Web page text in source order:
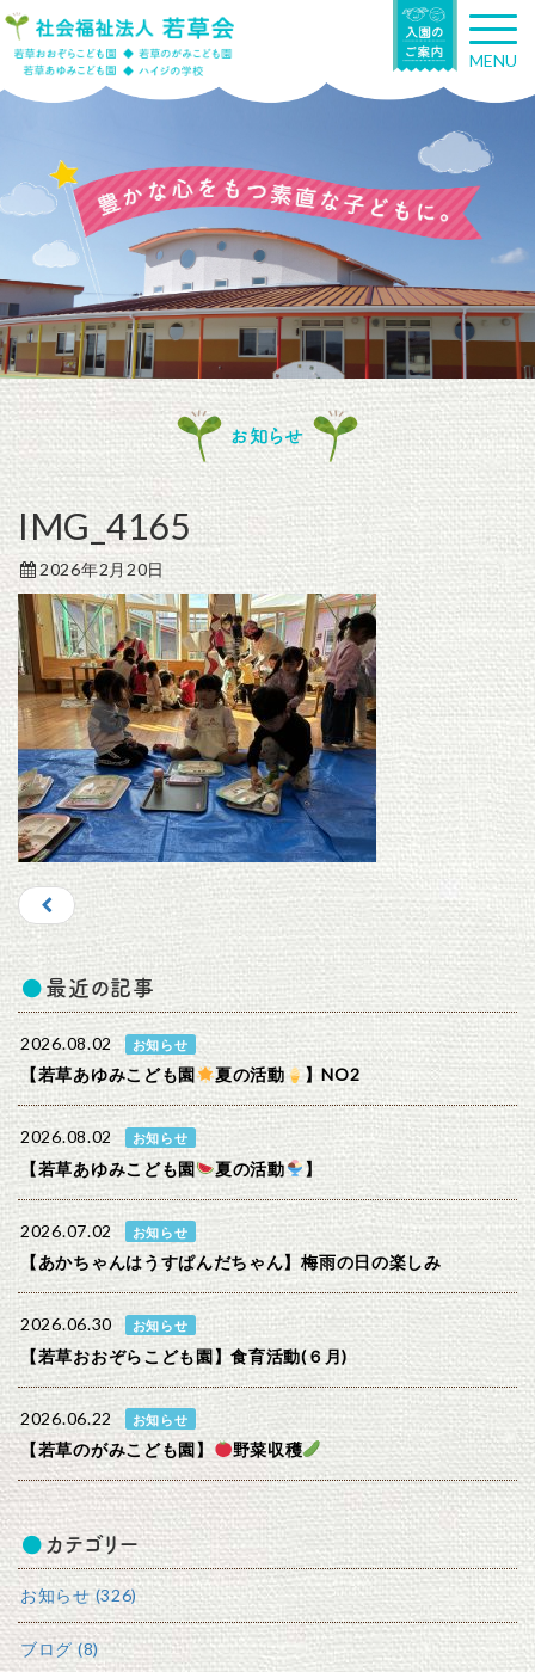
T
o
g
n
g
a
t
n
MENU
お知らせ
IMG_4165
2026年2月20日
最近の記事
2026.08.02 お知らせ
【若草あゆみこども園 夏の活動 】NO2
2026.08.02 お知らせ
【若草あゆみこども園 夏の活動 】
2026.07.02 お知らせ
【あかちゃんはうすぱんだちゃん】梅雨の日の楽しみ
2026.06.30 お知らせ
【若草おおぞらこども園】食育活動(６月)
2026.06.22 お知らせ
【若草のがみこども園】 野菜収穫
カテゴリー
お知らせ (326)
ブログ (8)